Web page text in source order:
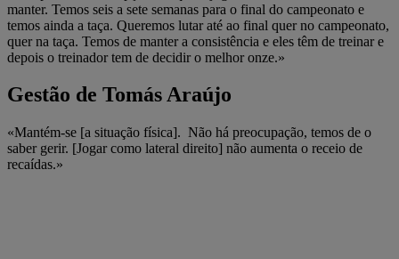
manter. Temos seis a sete semanas para o final do campeonato e
temos ainda a taça. Queremos lutar até ao final quer no campeonato,
quer na taça. Temos de manter a consistência e eles têm de treinar e
depois o treinador tem de decidir o melhor onze.»
Gestão de Tomás Araújo
«Mantém-se [a situação física]. Não há preocupação, temos de o
saber gerir. [Jogar como lateral direito] não aumenta o receio de
recaídas.»